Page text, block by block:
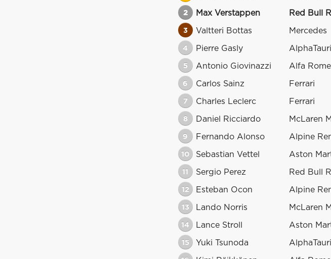
2 Max Verstappen Red Bull
3 Valtteri Bottas Mercedes
4 Pierre Gasly
5 Antonio Giovinazzi Alfa
6 Carlos Sainz Ferrari
7 Charles Leclerc Ferrari
8 Daniel Ricciardo McLaren
9 Fernando Alonso Alpine
10 Sebastian Vettel Aston
11 Sergio Perez Red Bull
12 Esteban Ocon Alpine
13 Lando Norris McLaren
14 Lance Stroll Aston
15 Yuki Tsunoda